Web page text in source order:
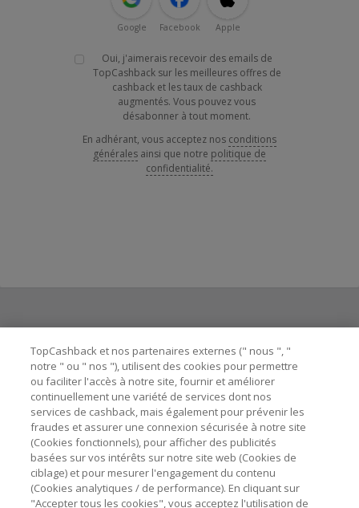
Google Facebook Apple
Oui, j'aimerais recevoir des emails de
TopCashback sur les meilleures offres de
cashback et les taux de cashback
augmentés. Vous pouvez vous
désabonner à tout moment.
En adhérant, vous acceptez nos conditions
générales ainsi que notre politique de
confidentialité.
Besoin d'aide ?
Astuces pour économiser
A propos de
Contactez-nous
TopCashback et nos partenaires externes (" nous ", "
notre " ou " nos "), utilisent des cookies pour permettre
ou faciliter l'accès à notre site, fournir et améliorer
continuellement une variété de services dont nos
services de cashback, mais également pour prévenir les
fraudes et assurer une connexion sécurisée à notre site
(Cookies fonctionnels), pour afficher des publicités
basées sur vos intérêts sur notre site web (Cookies de
ciblage) et pour mesurer l'engagement du contenu
(Cookies analytiques / de performance). En cliquant sur
"Accepter tous les cookies", vous acceptez l'utilisation de